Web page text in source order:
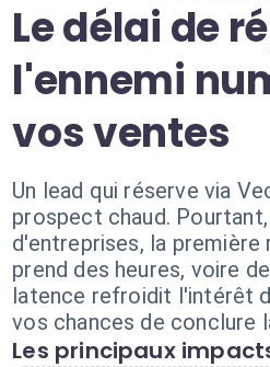
Le délai de
l'ennemi
vos ventes
Un lead qui réserve via
prospect chaud.
d'entreprises, la première
prend des heures, voire
latence refroidit l'intérêt
vos chances de conclure
Les principaux